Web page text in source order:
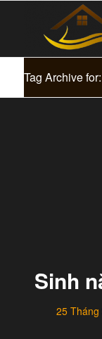
Tag Archive
Sinh
25 Tháng